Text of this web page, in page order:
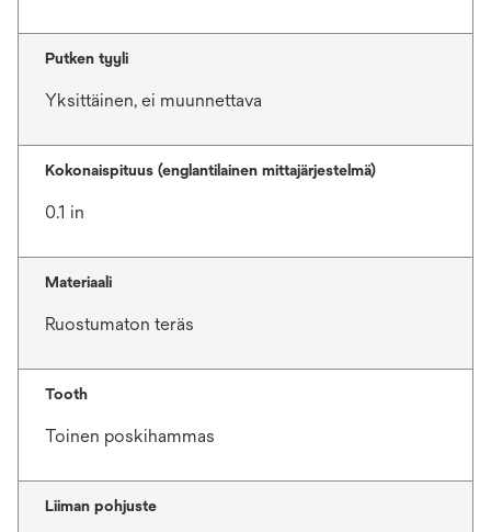
Putken tyyli
Yksittäinen, ei muunnettava
Kokonaispituus (englantilainen mittajärjestelmä)
0.1 in
Materiaali
Ruostumaton teräs
Tooth
Toinen poskihammas
Liiman pohjuste